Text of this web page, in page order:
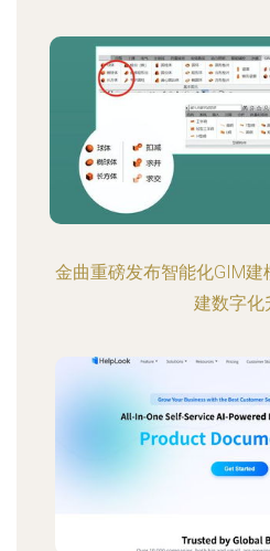
金曲重磅发布智能化GIM
建数字化